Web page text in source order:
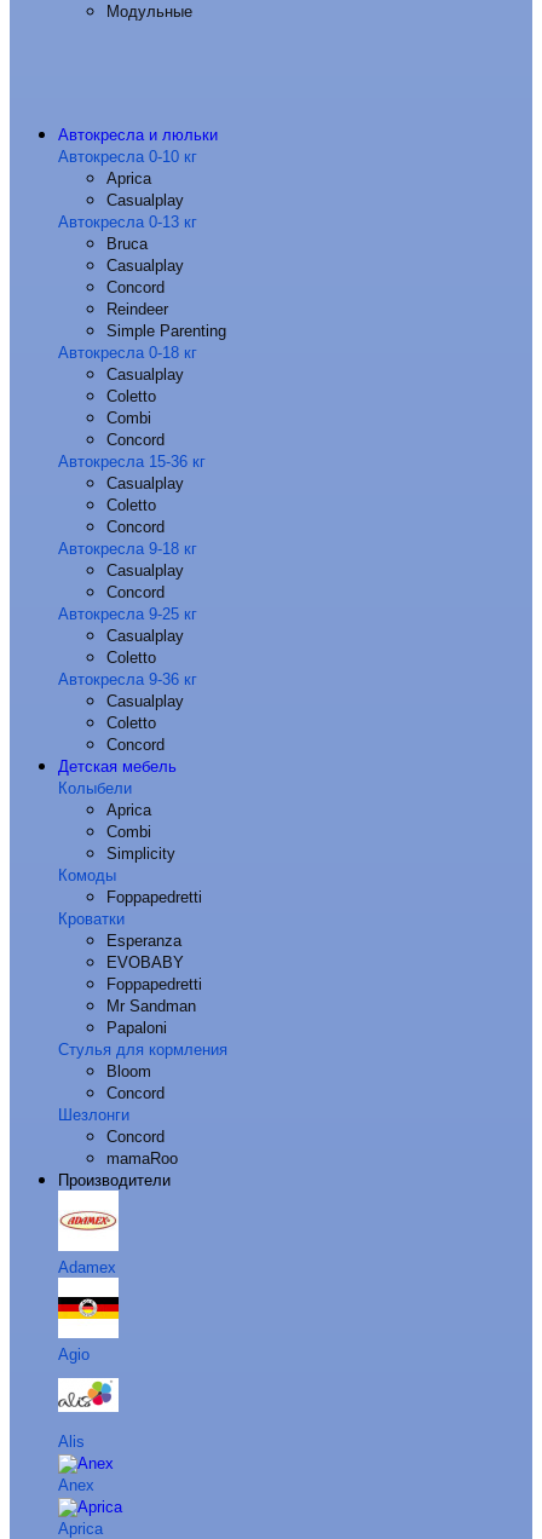
Модульные
Автокресла и люльки
Автокресла 0-10 кг
Aprica
Casualplay
Автокресла 0-13 кг
Bruca
Casualplay
Concord
Reindeer
Simple Parenting
Автокресла 0-18 кг
Casualplay
Coletto
Combi
Concord
Автокресла 15-36 кг
Casualplay
Coletto
Concord
Автокресла 9-18 кг
Casualplay
Concord
Автокресла 9-25 кг
Casualplay
Coletto
Автокресла 9-36 кг
Casualplay
Coletto
Concord
Детская мебель
Колыбели
Aprica
Combi
Simplicity
Комоды
Foppapedretti
Кроватки
Esperanza
EVOBABY
Foppapedretti
Mr Sandman
Papaloni
Стулья для кормления
Bloom
Concord
Шезлонги
Concord
mamaRoo
Производители
Adamex
Agio
Alis
Anex
Aprica